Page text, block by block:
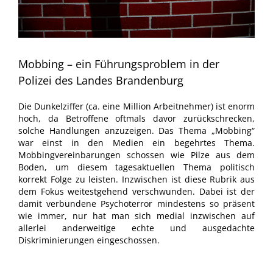
Mobbing – ein Führungsproblem in der
Polizei des Landes Brandenburg
Die Dunkelziffer (ca. eine Million Arbeitnehmer) ist enorm
hoch, da Betroffene oftmals davor zurückschrecken,
solche Handlungen anzuzeigen. Das Thema „Mobbing“
war einst in den Medien ein begehrtes Thema.
Mobbingvereinbarungen schossen wie Pilze aus dem
Boden, um diesem tagesaktuellen Thema politisch
korrekt Folge zu leisten. Inzwischen ist diese Rubrik aus
dem Fokus weitestgehend verschwunden. Dabei ist der
damit verbundene Psychoterror mindestens so präsent
wie immer, nur hat man sich medial inzwischen auf
allerlei anderweitige echte und ausgedachte
Diskriminierungen eingeschossen.